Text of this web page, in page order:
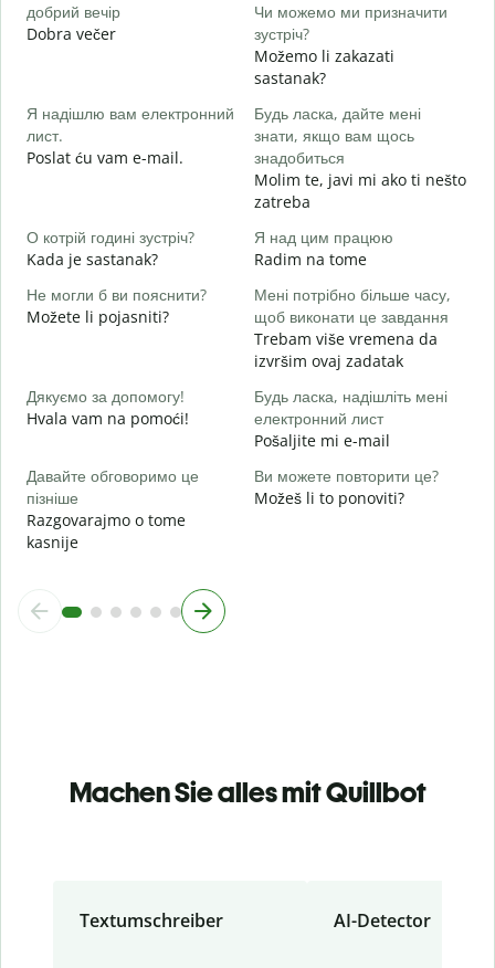
добрий вечір
Dobra večer
Чи можемо ми призначити
зустріч?
Možemo li zakazati
sastanak?
Я надішлю вам електронний
лист.
Poslat ću vam e-mail.
Будь ласка, дайте мені
знати, якщо вам щось
знадобиться
Molim te, javi mi ako ti nešto
zatreba
О котрій годині зустріч?
Kada je sastanak?
Я над цим працюю
Radim na tome
Не могли б ви пояснити?
Možete li pojasniti?
Мені потрібно більше часу,
щоб виконати це завдання
Trebam više vremena da
izvršim ovaj zadatak
Дякуємо за допомогу!
Hvala vam na pomoći!
Будь ласка, надішліть мені
електронний лист
Pošaljite mi e-mail
Давайте обговоримо це
пізніше
Razgovarajmo o tome
kasnije
Ви можете повторити це?
Možeš li to ponoviti?
Machen Sie alles mit Quillbot
Textumschreiber AI-Detector